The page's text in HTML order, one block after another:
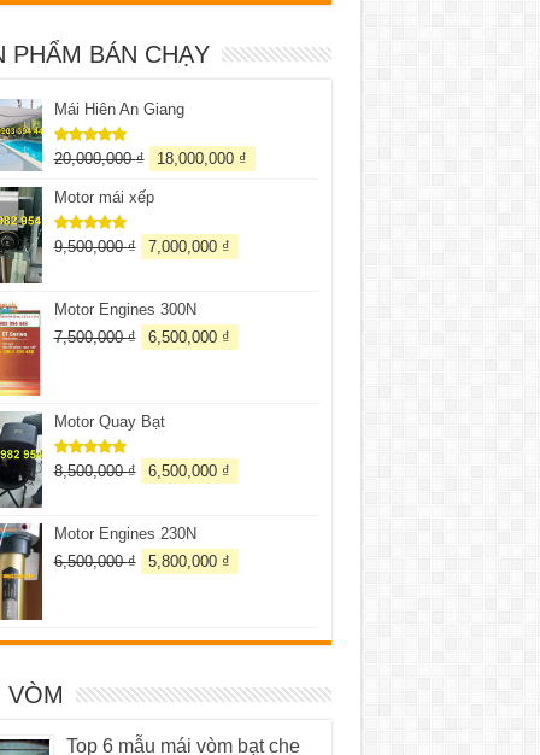
PHẨM BÁN CHẠY
Mái Hiên An Giang
Được xếp
5 sao
20,000,000₫ 18,000,000 ₫
Motor mái xếp
Được xếp
9,500,000₫ 7,000,000 ₫
Motor Engines 300N
7,500,000₫ 6,500,000 ₫
Motor Quay Bạt
Được xếp
8,500,000₫ 6,500,000 ₫
Motor Engines 230N
6,500,000₫ 5,800,000 ₫
VÒM
Top 6 mẫu mái vòm bạt che